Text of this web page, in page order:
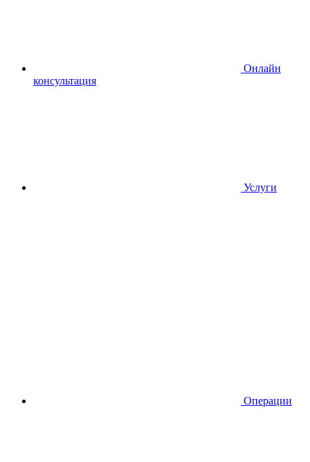
Онлайн
консультация
Услуги
Операции